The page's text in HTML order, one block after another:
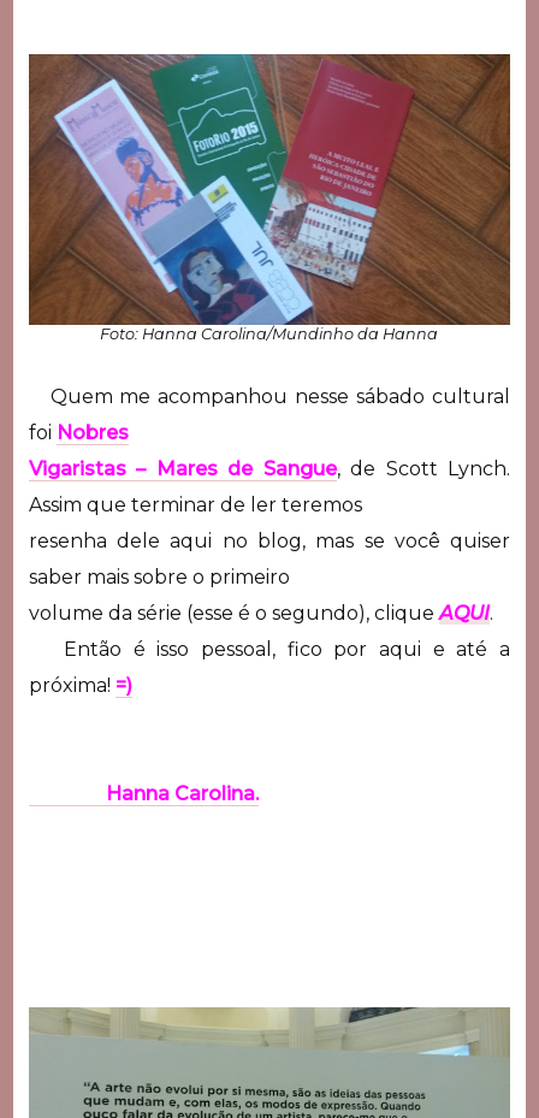
Foto: Hanna Carolina/Mundinho da Hanna
Quem me acompanhou nesse sábado cultural
foi Nobres
Vigaristas – Mares de Sangue, de Scott Lynch.
Assim que terminar de ler teremos
resenha dele aqui no blog, mas se você quiser
saber mais sobre o primeiro
volume da série (esse é o segundo), cliqueAQUI.
Então é isso pessoal, fico por aqui e até a
próxima! =)
Hanna Carolina.